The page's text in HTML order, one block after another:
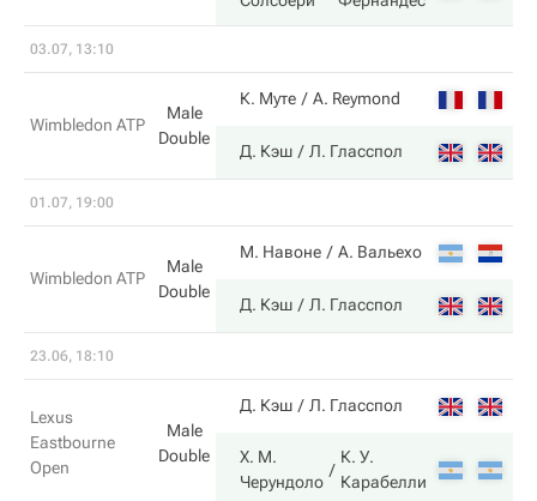
03.07, 13:10
Wimbledon ATP
Male
Double
К. Муте A. Reymond
Д. Кэш Л. Гласспол
01.07, 19:00
Wimbledon ATP
Male
Double
М. Навоне А. Вальехо
Д. Кэш Л. Гласспол
23.06, 18:10
Lexus
Eastbourne
Open
Male
Double
Д. Кэш Л. Гласспол
Х. М.
Черундоло
К. У.
Карабелли